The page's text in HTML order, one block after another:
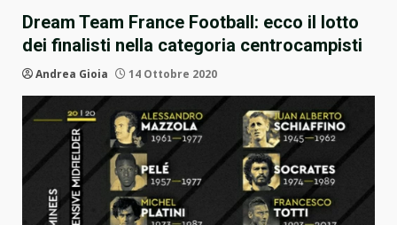
Dream Team France Football: ecco il lotto
dei finalisti nella categoria centrocampisti
Andrea Gioia 14 Ottobre 2020